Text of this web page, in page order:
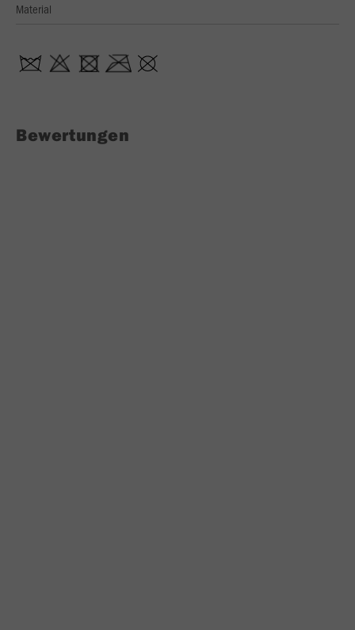
Material
Bewertungen